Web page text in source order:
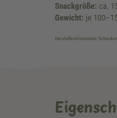
Snackgröße: ca.
Gewicht: je
Herstellerinformation: